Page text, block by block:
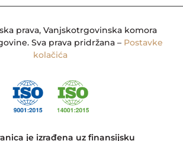
prava, Vanjskotrgovinska komora
Sva prava pridržana – Postavke
kolačića
je izrađena uz finansijsku